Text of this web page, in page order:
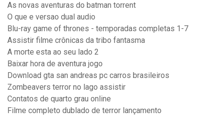
As novas aventuras do batman torrent
O que e versao dual audio
Blu-ray game of thrones - temporadas completas 1-7
Assistir filme crônicas da tribo fantasma
A morte esta ao seu lado 2
Baixar hora de aventura jogo
Download gta san andreas pc carros brasileiros
Zombeavers terror no lago assistir
Contatos de quarto grau online
Filme completo dublado de terror lançamento